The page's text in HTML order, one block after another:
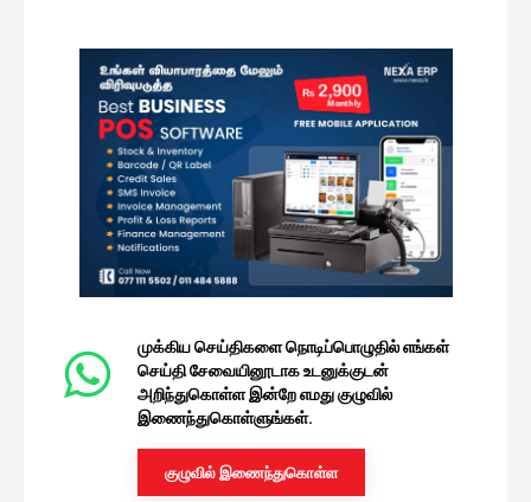
முக்கிய செய்திகளை நொடிப்பொழுதில் எங்கள்
செய்தி சேவையினூடாக உடனுக்குடன்
அறிந்துகொள்ள இன்றே எமது குழுவில்
இணைந்துகொள்ளுங்கள்.
குழுவில் இணைந்துகொள்ள